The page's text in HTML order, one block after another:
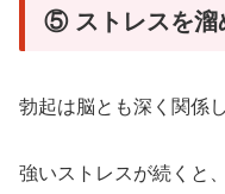
⑤ ストレスを溜
勃起は脳とも深く関係
強いストレスが続くと